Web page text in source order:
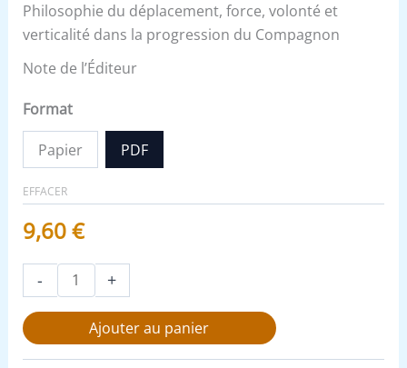
Philosophie du déplacement, force, volonté et
verticalité dans la progression du Compagnon
Note de l’Éditeur
Format
Papier PDF
EFFACER
9,60€
- +
Ajouter au panier